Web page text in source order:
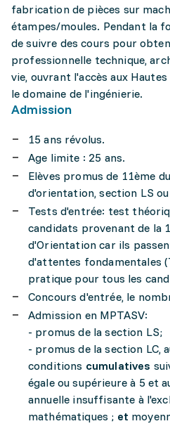
fabrication de pièces sur
étampes/moules. Pendant la
de suivre des cours pour
professionnelle technique,
vie, ouvrant l'accès aux
le domaine de l'ingénierie.
Admission
15 ans révolus.
Age limite : 25 ans.
Elèves promus de 11ème
d'orientation, section LS ou
Tests d'entrée: test
candidats provenant de la
d'Orientation car ils
d'attentes fondamentales
pratique pour tous les
Concours d'entrée, le
Admission en MPTASV:
- promus de la section LS;
- promus de la section LC,
conditions cumulatives
égale ou supérieure à 5 et
annuelle insuffisante à
mathématiques ; et